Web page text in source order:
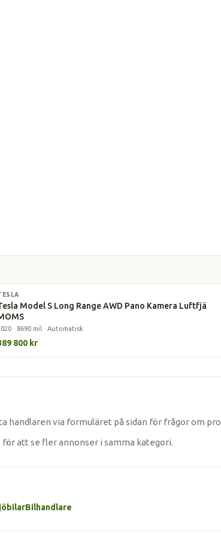
Elbil
Model S Long Range AWD Pano Kamera Luftfjä
· 8690 mil · Automatisk
800 kr
handlaren via formuläret på sidan för frågor om
att se fler annonser i samma kategori.
Bilhandlare